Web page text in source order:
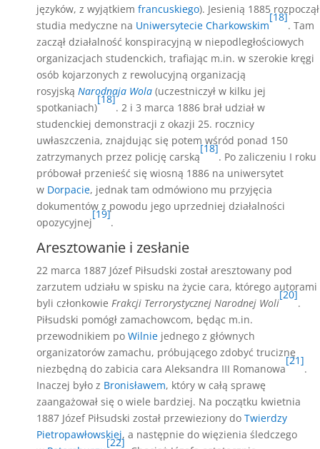
języków, z wyjątkiem francuskiego). Jesienią 1885 rozpoczął
studia medyczne na Uniwersytecie Charkowskim
[18]
. Tam
zaczął działalność konspiracyjną w niepodległościowych
organizacjach studenckich, trafiając m.in. w szerokie kręgi
osób kojarzonych z rewolucyjną organizacją
rosyjską Narodnaja Wola (uczestniczył w kilku jej
spotkaniach)
[18]
. 2 i 3 marca 1886 brał udział w
studenckiej demonstracji z okazji 25. rocznicy
uwłaszczenia, znajdując się potem wśród ponad 150
zatrzymanych przez policję carską
[18]
. Po zaliczeniu I roku
próbował przenieść się wiosną 1886 na uniwersytet
w Dorpacie, jednak tam odmówiono mu przyjęcia
dokumentów z powodu jego uprzedniej działalności
opozycyjnej
[19]
.
Aresztowanie i zesłanie
22 marca 1887 Józef Piłsudski został aresztowany pod
zarzutem udziału w spisku na życie cara, którego autorami
byli członkowie Frakcji Terrorystycznej Narodnej Woli
[20]
.
Piłsudski pomógł zamachowcom, będąc m.in.
przewodnikiem po Wilnie jednego z głównych
organizatorów zamachu, próbującego zdobyć truciznę
niezbędną do zabicia cara Aleksandra III Romanowa
[21]
.
Inaczej było z Bronisławem, który w całą sprawę
zaangażował się o wiele bardziej. Na początku kwietnia
1887 Józef Piłsudski został przewieziony do Twierdzy
Pietropawłowskiej, a następnie do więzienia śledczego
[22]